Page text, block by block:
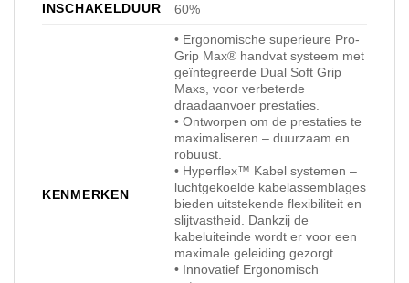
INSCHAKELDUUR
60%
KENMERKEN
• Ergonomische superieure Pro-
Grip Max® handvat systeem met
geïntegreerde Dual Soft Grip
Maxs, voor verbeterde
draadaanvoer prestaties.
• Ontworpen om de prestaties te
maximaliseren – duurzaam en
robuust.
• Hyperflex™ Kabel systemen –
luchtgekoelde kabelassemblages
bieden uitstekende flexibiliteit en
slijtvastheid. Dankzij de
kabeluiteinde wordt er voor een
maximale geleiding gezorgt.
• Innovatief Ergonomisch